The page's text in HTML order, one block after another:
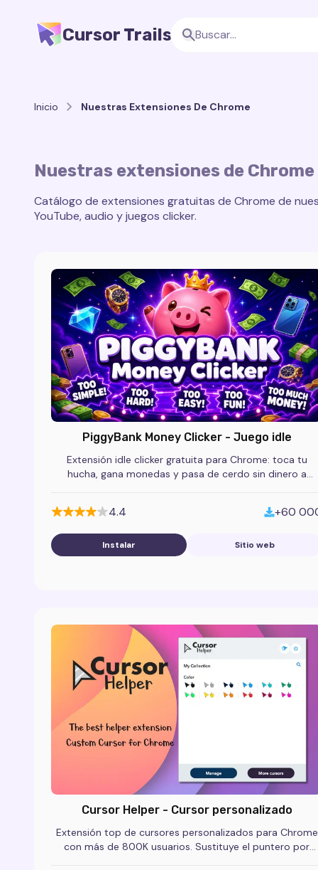
Cursor Trails
Inicio Nuestras Extensiones De Chrome
Nuestras extensiones de Chrome
Catálogo de extensiones gratuitas de Chrome de
YouTube, audio y juegos clicker.
PiggyBank Money Clicker - Juego idle
Extensión idle clicker gratuita para Chrome: toca tu
hucha, gana monedas y pasa de cerdo sin dinero a
4.4 +60
Instalar Sitio web
Cursor Helper - Cursor personalizado
Extensión top de cursores personalizados para Chrome
con más de 800K usuarios. Sustituye el puntero por